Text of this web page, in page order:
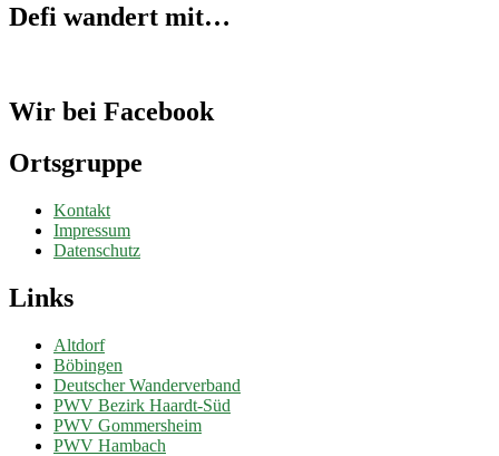
Defi wandert mit…
Wir bei Facebook
Ortsgruppe
Kontakt
Impressum
Datenschutz
Links
Altdorf
Böbingen
Deutscher Wanderverband
PWV Bezirk Haardt-Süd
PWV Gommersheim
PWV Hambach